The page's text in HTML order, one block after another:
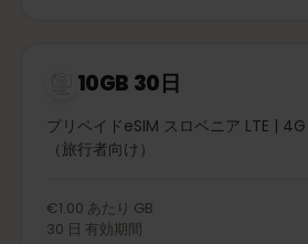
10GB 30日
プリペイドeSIM スロベニア LTE |
（旅行者向け）
€1.00 あたり GB
30 日 有効期間